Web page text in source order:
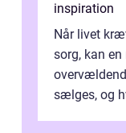
inspiration
Når livet
sorg, kan
sælges, og